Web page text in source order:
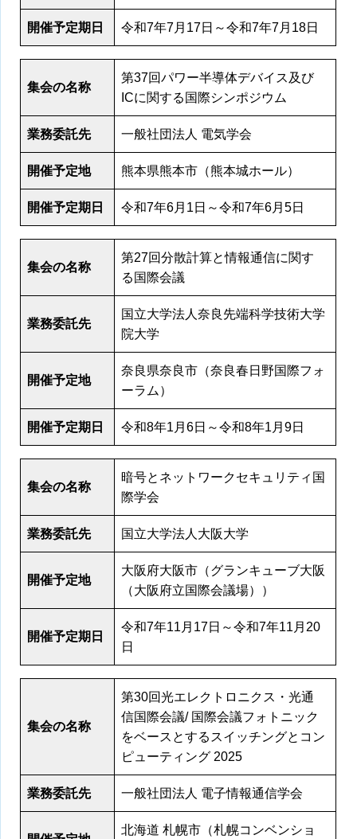
開催予定期日 令和7年7月17日～令和7年7月18日
集会の名称
第37回パワー半導体デバイス及び
ICに関する国際シンポジウム
業務委託先 一般社団法人 電気学会
開催予定地 熊本県熊本市（熊本城ホール）
開催予定期日 令和7年6月1日～令和7年6月5日
集会の名称
第27回分散計算と情報通信に関す
る国際会議
業務委託先
国立大学法人奈良先端科学技術大学
院大学
開催予定地
奈良県奈良市（奈良春日野国際フォ
ーラム）
開催予定期日 令和8年1月6日～令和8年1月9日
集会の名称
暗号とネットワークセキュリティ国
際学会
業務委託先 国立大学法人大阪大学
開催予定地
大阪府大阪市（グランキューブ大阪
（大阪府立国際会議場））
開催予定期日
令和7年11月17日～令和7年11月20
日
集会の名称
第30回光エレクトロニクス・光通
信国際会議/ 国際会議フォトニック
をベースとするスイッチングとコン
ピューティング 2025
業務委託先 一般社団法人 電子情報通信学会
北海道 札幌市（札幌コンベンショ